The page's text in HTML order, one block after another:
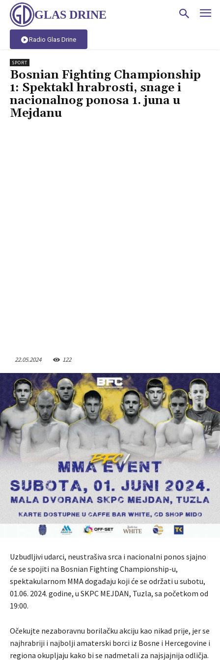
GLAS DRINE
Radio Glas Drine
SPORT
Bosnian Fighting Championship
1: Spektakl hrabrosti, snage i
nacionalnog ponosa 1. juna u
Mejdanu
22.05.2024 122
Uzbudljivi udarci, neustrašiva srca i nacionalni ponos sjajno
će se spojiti na Bosnian Fighting Championship-u,
spektakularnom MMA događaju koji će se održati u subotu,
01.06. 2024. godine, u SKPC MEJDAN, Tuzla, sa početkom od
19:00.
Očekujte nezaboravnu borilačku akciju kao nikad prije, jer se
najhrabriji i najbolji amaterski borci iz Bosne i Hercegovine i
regiona okupljaju kako bi se nadmetali za najsjajnija odličja.